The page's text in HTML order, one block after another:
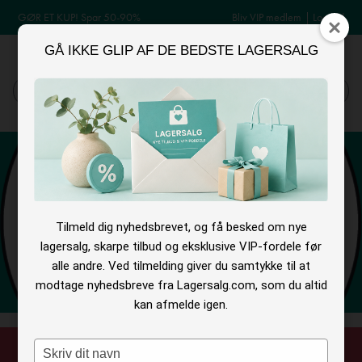
GØR ET KUP! Spar 50-90% Bliv VIP medlem | Log ind
Log ind MENU
GÅ IKKE GLIP AF DE BEDSTE LAGERSALG
Tilmeld dig nyhedsbrevet, og få besked om nye
lagersalg, skarpe tilbud og eksklusive VIP-fordele før
alle andre. Ved tilmelding giver du samtykke til at
modtage nyhedsbreve fra Lagersalg.com, som du altid
kan afmelde igen.
Type